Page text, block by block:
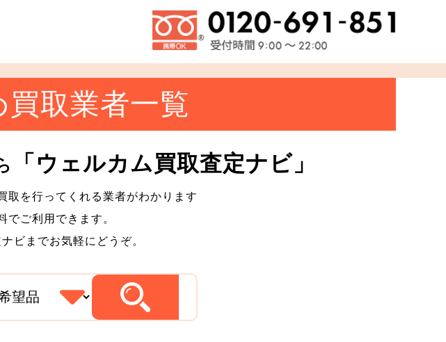
取業者一覧
「ウェルカム買取査定ナビ」
取を行ってくれる業者がわかります
でご利用できます。
ビまでお気軽にどうぞ。